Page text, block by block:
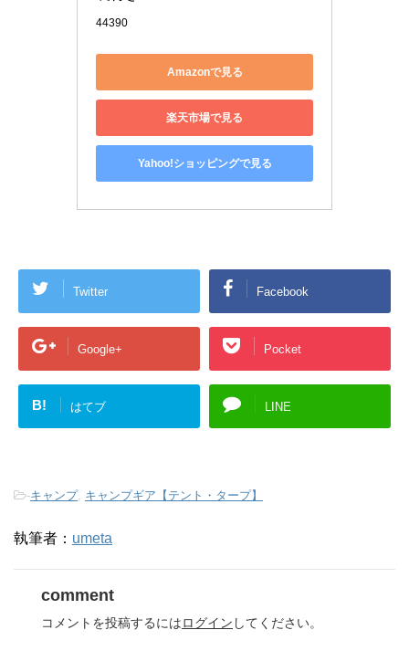
44390
Amazonで見る
楽天市場で見る
Yahoo!ショッピングで見る
Twitter Facebook
Google+ Pocket
B! はてブ LINE
-キャンプ, キャンプギア【テント・タープ】
執筆者： umeta
comment
コメントを投稿するにはログイン してください。